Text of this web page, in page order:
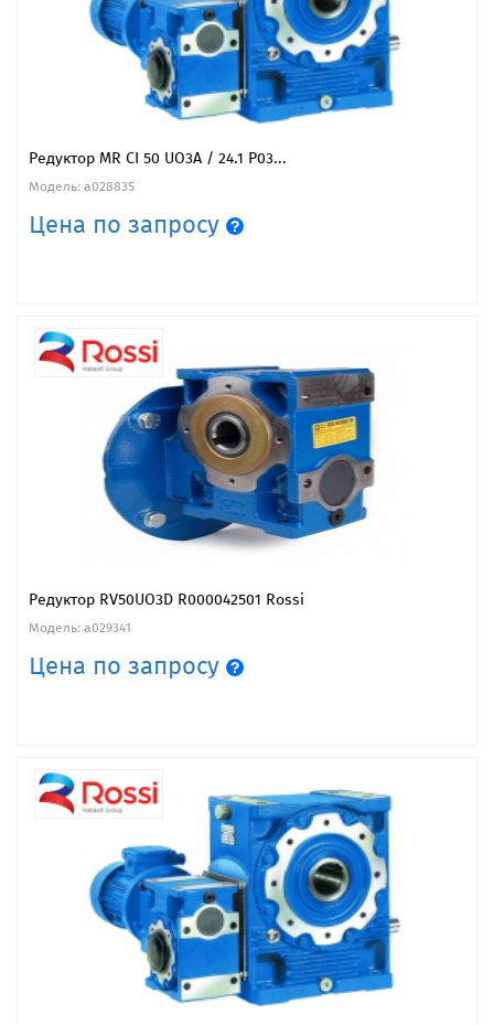
Редуктор MR CI 50 UO3A / 24.1 P03...
Модель: a028835
Цена по запросу
Редуктор RV50UO3D R000042501 Rossi
Модель: a029341
Цена по запросу